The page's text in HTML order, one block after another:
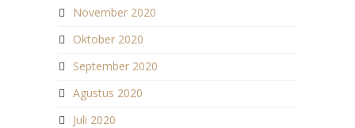
November 2020
Oktober 2020
September 2020
Agustus 2020
Juli 2020